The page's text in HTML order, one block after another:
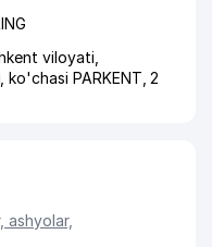
viloyati
,ko'chasi PARKENT , 2
ashyolar,